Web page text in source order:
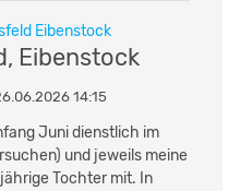
Eibenstock
14:15
Juni dienstlich im
und jeweils meine
Tochter mit. In